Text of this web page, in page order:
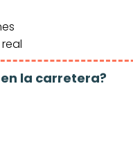
la carretera?